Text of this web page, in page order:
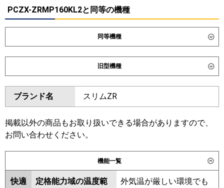
PCZX-ZRMP160KL2と同等の機種
同等機種
ダイキン SSRH160DD SSRH160DND
SSRHU160DD
東芝 GPXB16013MUB GCXB16013MUB
GCXB16013XU
三菱電機 PCZX-ZRMP160KL6 PCZX-
ZRMP160K6
日立 RPC-GP160RGHP9
三菱重工 FDEZ1606HP6S
旧型機種
ダイキン SSRH160CD SSRH160CND
SSRHU160CD
SSRH160BYD SSRH160BYND
SSRU160BYD SSRU160BYND
SSRHU160BYD
SSRJH160BJD
SSRU160BJND SSRHU160BJD
SSRJH160BFD SSRT160BFD
ブランド名 スリムZR
掲載以外の商品もお取り扱いできる場合がありますので、
お問い合わせください。
機能一覧
快適
定格能力域の温度範
外気温が厳しい環境でも